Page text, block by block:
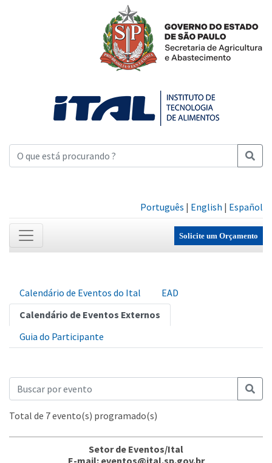
Português | English | Español
Solicite um Orçamento
Calendário de Eventos do Ital
EAD
Calendário de Eventos Externos
Guia do Participante
Total de 7 evento(s) programado(s)
Setor de Eventos/Ital
E-mail: eventos@ital.sp.gov.br